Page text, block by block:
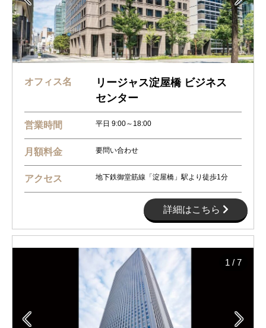
オフィス名
リージャス淀屋橋 ビジネス
センター
営業時間 平日 9:00～18:00
月額料金 要問い合わせ
アクセス 地下鉄御堂筋線「淀屋橋」駅より徒歩1分
詳細はこちら
 
1 / 7